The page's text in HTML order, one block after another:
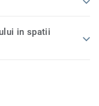
in spatii